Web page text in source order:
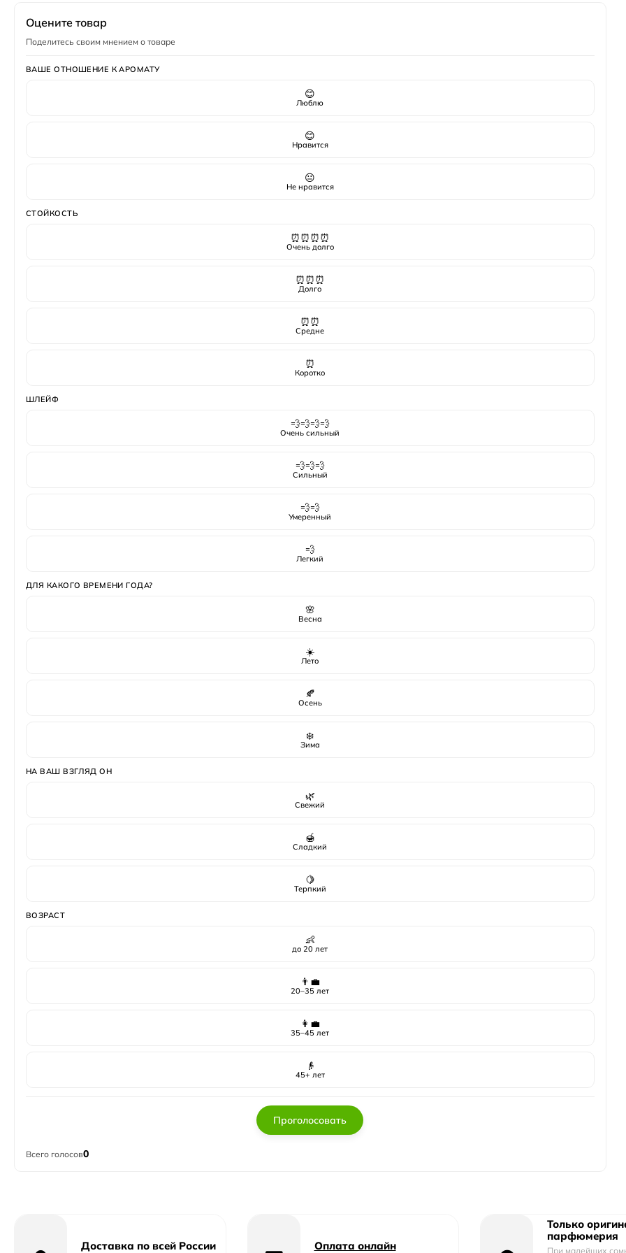
Оцените товар
Поделитесь своим мнением о товаре
ВАШЕ ОТНОШЕНИЕ К АРОМАТУ
😊
Люблю
😊
Нравится
😐
Не нравится
СТОЙКОСТЬ
⏰⏰⏰⏰
Очень долго
⏰⏰⏰
Долго
⏰⏰
Средне
⏰
Коротко
ШЛЕЙФ
💨💨💨💨
Очень сильный
💨💨💨
Сильный
💨💨
Умеренный
💨
Легкий
ДЛЯ КАКОГО ВРЕМЕНИ ГОДА?
🌸
Весна
☀️
Лето
🍂
Осень
❄️
Зима
НА ВАШ ВЗГЛЯД ОН
🌿
Свежий
🍯
Сладкий
🍋
Терпкий
ВОЗРАСТ
👶
до 20 лет
👨‍💼
20–35 лет
👩‍💼
35–45 лет
👴
45+ лет
Проголосовать
Всего голосов0
Доставка по всей России Оплата онлайн
Только
парфюмерия
При малейших